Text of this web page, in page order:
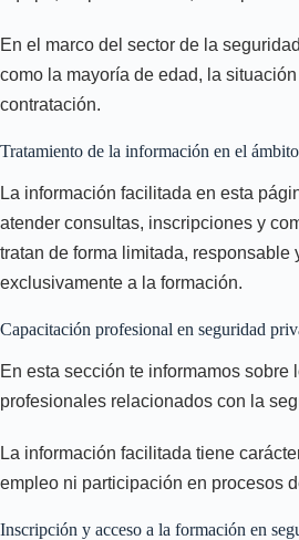
En el marco del sector de la
como la mayoría de edad, la
contratación.
Tratamiento de la información en el
La información facilitada en esta
atender consultas, inscripciones y
tratan de forma limitada,
exclusivamente a la formación.
Capacitación profesional en seguridad
En esta sección te informamos
profesionales relacionados con la
La información facilitada tiene
empleo ni participación en procesos
Inscripción y acceso a la formación en